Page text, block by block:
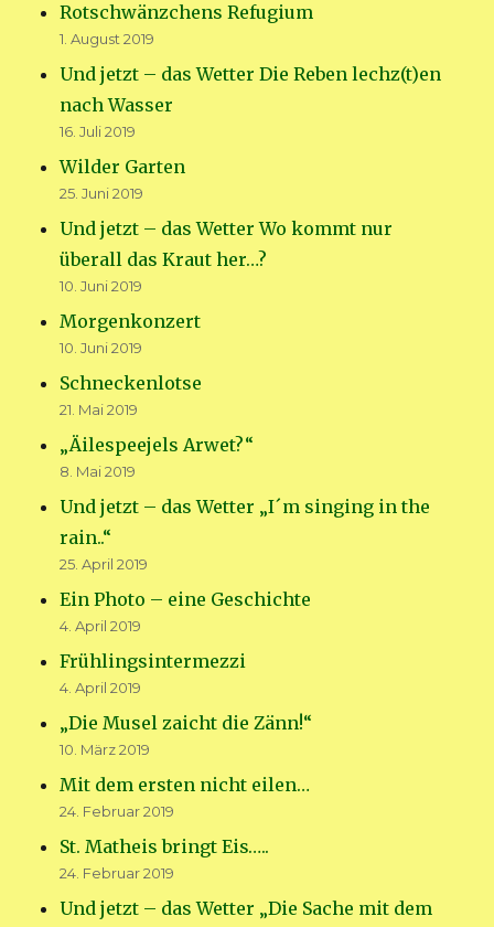
Rotschwänzchens Refugium
1. August 2019
Und jetzt – das Wetter Die Reben lechz(t)en
nach Wasser
16. Juli 2019
Wilder Garten
25. Juni 2019
Und jetzt – das Wetter Wo kommt nur
überall das Kraut her…?
10. Juni 2019
Morgenkonzert
10. Juni 2019
Schneckenlotse
21. Mai 2019
„Äilespeejels Arwet?“
8. Mai 2019
Und jetzt – das Wetter „I´m singing in the
rain..“
25. April 2019
Ein Photo – eine Geschichte
4. April 2019
Frühlingsintermezzi
4. April 2019
„Die Musel zaicht die Zänn!“
10. März 2019
Mit dem ersten nicht eilen…
24. Februar 2019
St. Matheis bringt Eis…..
24. Februar 2019
Und jetzt – das Wetter „Die Sache mit dem